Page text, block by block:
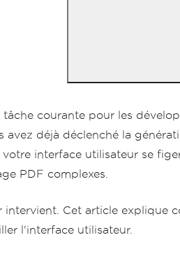
tâche courante pour les
avez déjà déclenché la
interface utilisateur se
PDF complexes.
Cet article explique
l'interface utilisateur.